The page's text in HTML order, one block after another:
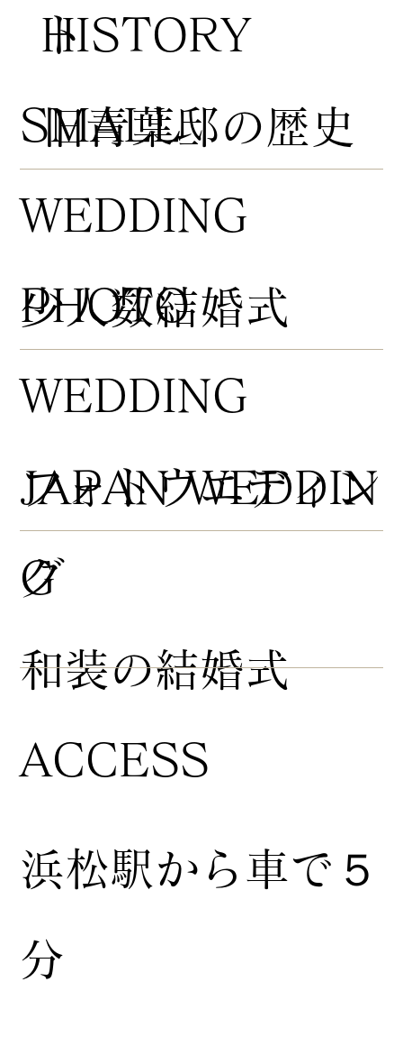
HISTORY
​旧青葉邸の歴史
ト
​少人数結婚式
​SMALL
WEDDING
​フォトウエディン
グ
PHOTO
WEDDING
​和装の結婚式
JAPAN WEDDIN
G
浜松駅から車で５
分
ACCESS